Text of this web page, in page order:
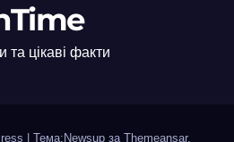
та цікаві факти
Тема:Newsup за Themeansar.